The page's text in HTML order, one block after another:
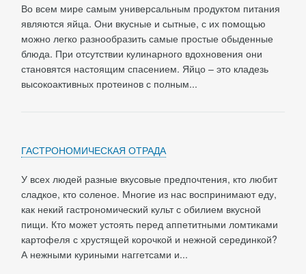
Во всем мире самым универсальным продуктом питания
являются яйца. Они вкусные и сытные, с их помощью
можно легко разнообразить самые простые обыденные
блюда. При отсутствии кулинарного вдохновения они
становятся настоящим спасением. Яйцо – это кладезь
высокоактивных протеинов с полным...
ГАСТРОНОМИЧЕСКАЯ ОТРАДА
У всех людей разные вкусовые предпочтения, кто любит
сладкое, кто соленое. Многие из нас воспринимают еду,
как некий гастрономический культ с обилием вкусной
пищи. Кто может устоять перед аппетитными ломтиками
картофеля с хрустящей корочкой и нежной серединкой?
А нежными куриными наггетсами и...